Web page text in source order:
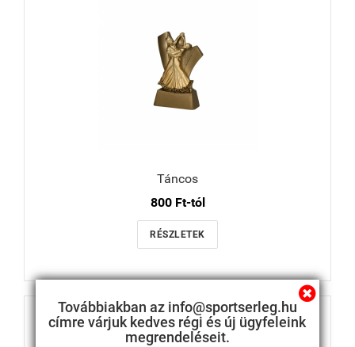
Táncos
800 Ft-tól
RÉSZLETEK
Továbbiakban az info@sportserleg.hu
címre várjuk kedves régi és új ügyfeleink
megrendeléseit.